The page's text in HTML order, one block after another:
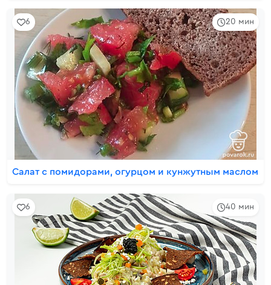
20 мин
6
Салат с помидорами, огурцом и кунжутным маслом
40 мин
6